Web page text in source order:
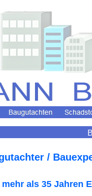
/
als 35 Jahren